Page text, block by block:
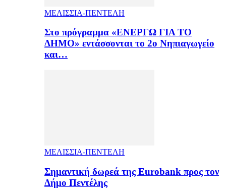
ΜΕΛΙΣΣΙΑ-ΠΕΝΤΕΛΗ
Στο πρόγραμμα «ΕΝΕΡΓΩ ΓΙΑ ΤΟ
ΔΗΜΟ» εντάσσονται το 2ο Νηπιαγωγείο
και…
ΜΕΛΙΣΣΙΑ-ΠΕΝΤΕΛΗ
Σημαντική δωρεά της Eurobank προς τον
Δήμο Πεντέλης